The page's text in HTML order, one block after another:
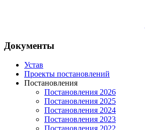
Документы
Устав
Проекты постановлений
Постановления
Постановления 2026
Постановления 2025
Постановления 2024
Постановления 2023